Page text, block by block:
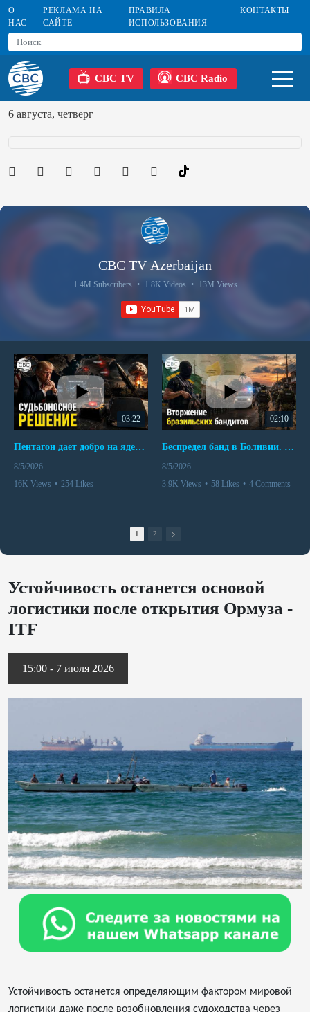
О
НАС
РЕКЛАМА НА
САЙТЕ
ПРАВИЛА
ИСПОЛЬЗОВАНИЯ
КОНТАКТЫ
CBC TV CBC Radio
6 августа, четверг
CBC TV Azerbaijan
1.4M Subscribers • 1.8K Videos • 13M Views
03:22
Пентагон дает добро на ядерный удар по противникам США
8/5/2026
16K Views • 254 Likes
02:10
Беспредел банд в Боливии. Расправы над наркоторговцами
8/5/2026
3.9K Views • 58 Likes • 4 Comments
1 2
Устойчивость останется основой
логистики после открытия Ормуза -
ITF
15:00 - 7 июля 2026
Устойчивость останется определяющим фактором мировой
логистики даже после возобновления судоходства через